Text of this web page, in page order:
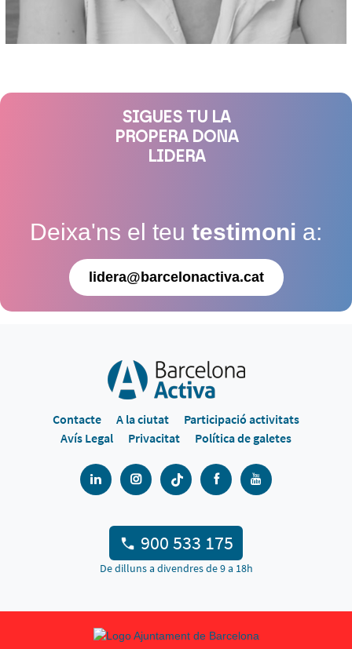
SIGUES TU LA
PROPERA DONA
LIDERA
Deixa'ns el teu testimoni a:
lidera@barcelonactiva.cat
Contacte A la ciutat
Participació activitats
Avís Legal
Privacitat Política de galetes
900 533 175
De dilluns a divendres de 9 a 18h